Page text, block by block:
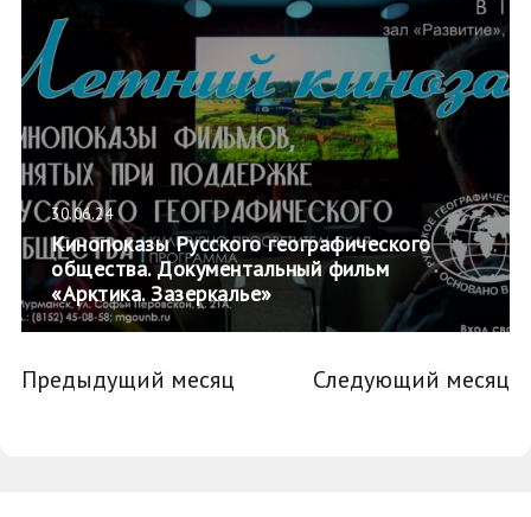
30.06.24
Кинопоказы Русского географического
общества. Документальный фильм
«Арктика. Зазеркалье»
Предыдущий месяц Следующий месяц